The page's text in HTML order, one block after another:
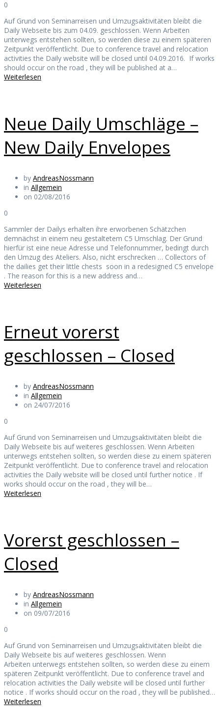
0
Auf Grund von Seminarreisen und Umzugsaktivitäten bleibt die
Daily Webseite bis zum 04.09. geschlossen. Wenn Arbeiten
unterwegs entstehen sollten, so werden diese zu einem späteren
Zeitpunkt veröffentlicht. Due to conference travel and relocation
activities the Daily website will be closed until 04.09.2016. If works
should occur on the road , they will be published at a…
Weiterlesen
Neue Daily Umschläge –
New Daily Envelopes
by AndreasNossmann
in Allgemein
on 02/08/2016
0
Sammler der Dailys erhalten ihre erworbenen Schätzchen
demnächst in einem neu gestaltetem C5 Umschlag. Der Grund
hierfür ist eine neue Adresse und Telefonnummer, bedingt durch
den Umzug des Ateliers. Also, nicht erschrecken … Collectors of
the dailies get their little chests soon in a redesigned C5 envelope
. The reason for this is a new address and…
Weiterlesen
Erneut vorerst
geschlossen – Closed
by AndreasNossmann
in Allgemein
on 24/07/2016
0
Auf Grund von Seminarreisen und Umzugsaktivitäten bleibt die
Daily Webseite bis auf weiteres geschlossen. Wenn Arbeiten
unterwegs entstehen sollten, so werden diese zu einem späteren
Zeitpunkt veröffentlicht. Due to conference travel and relocation
activities the Daily website will be closed until further notice . If
works should occur on the road , they will be…
Weiterlesen
Vorerst geschlossen –
Closed
by AndreasNossmann
in Allgemein
on 09/07/2016
0
Auf Grund von Seminarreisen und Umzugsaktivitäten bleibt die
Daily Webseite bis auf weiteres geschlossen. Wenn
Arbeiten unterwegs entstehen sollten, so werden diese zu einem
späteren Zeitpunkt veröffentlicht. Due to conference travel and
relocation activities the Daily website will be closed until further
notice . If works should occur on the road , they will be published…
Weiterlesen